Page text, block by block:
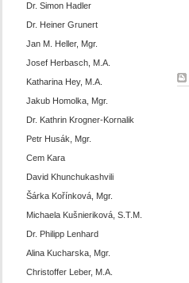
Dr. Simon Hadler
Dr. Heiner Grunert
Jan M. Heller, Mgr.
Josef Herbasch, M.A.
Katharina Hey, M.A.
Jakub Homolka, Mgr.
Dr. Kathrin Krogner-Kornalik
Petr Husák, Mgr.
Cem Kara
David Khunchukashvili
Šárka Kořínková, Mgr.
Michaela Kušnieriková, S.T.M.
Dr. Philipp Lenhard
Alina Kucharska, Mgr.
Christoffer Leber, M.A.